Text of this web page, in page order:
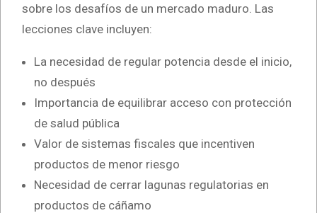
sobre los desafíos de un mercado maduro. Las
lecciones clave incluyen:
La necesidad de regular potencia desde el inicio,
no después
Importancia de equilibrar acceso con protección
de salud pública
Valor de sistemas fiscales que incentiven
productos de menor riesgo
Necesidad de cerrar lagunas regulatorias en
productos de cáñamo